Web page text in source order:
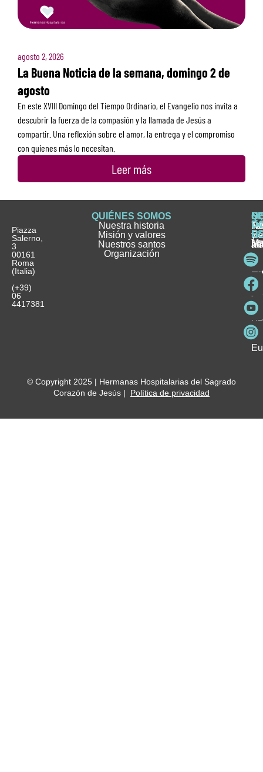
agosto 2, 2026
La Buena Noticia de la semana, domingo 2 de
agosto
En este XVIII Domingo del Tiempo Ordinario, el Evangelio nos invita a
descubrir la fuerza de la compasión y la llamada de Jesús a
compartir. Una reflexión sobre el amor, la entrega y el compromiso
con quienes más lo necesitan.
Leer más
Piazza
Salerno,
3
00161
Roma
(Italia)
(+39)
06
4417381
QUIÉNES SOMOS
Nuestra historia
Misión y valores
Nuestros santos
Organización
e
y
y
© Copyright 2025 | Hermanas Hospitalarias del Sagrado
Corazón de Jesús | Política de privacidad